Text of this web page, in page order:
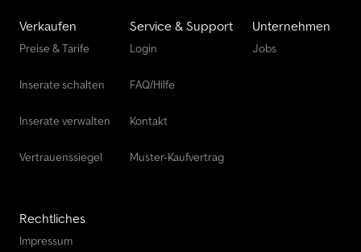
Verkaufen
Preise & Tarife
Inserate schalten
Inserate verwalten
Vertrauenssiegel
Service & Support
Login
FAQ/Hilfe
Kontakt
Muster-Kaufvertrag
Unternehmen
Jobs
Rechtliches
Impressum